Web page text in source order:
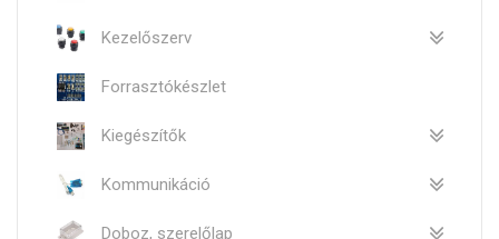
Kezelőszerv
Forrasztókészlet
Kiegészítők
Kommunikáció
Doboz, szerelőlap